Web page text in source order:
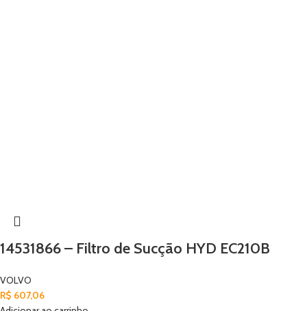
14531866 – Filtro de Sucção HYD EC210B
VOLVO
R$ 607,06